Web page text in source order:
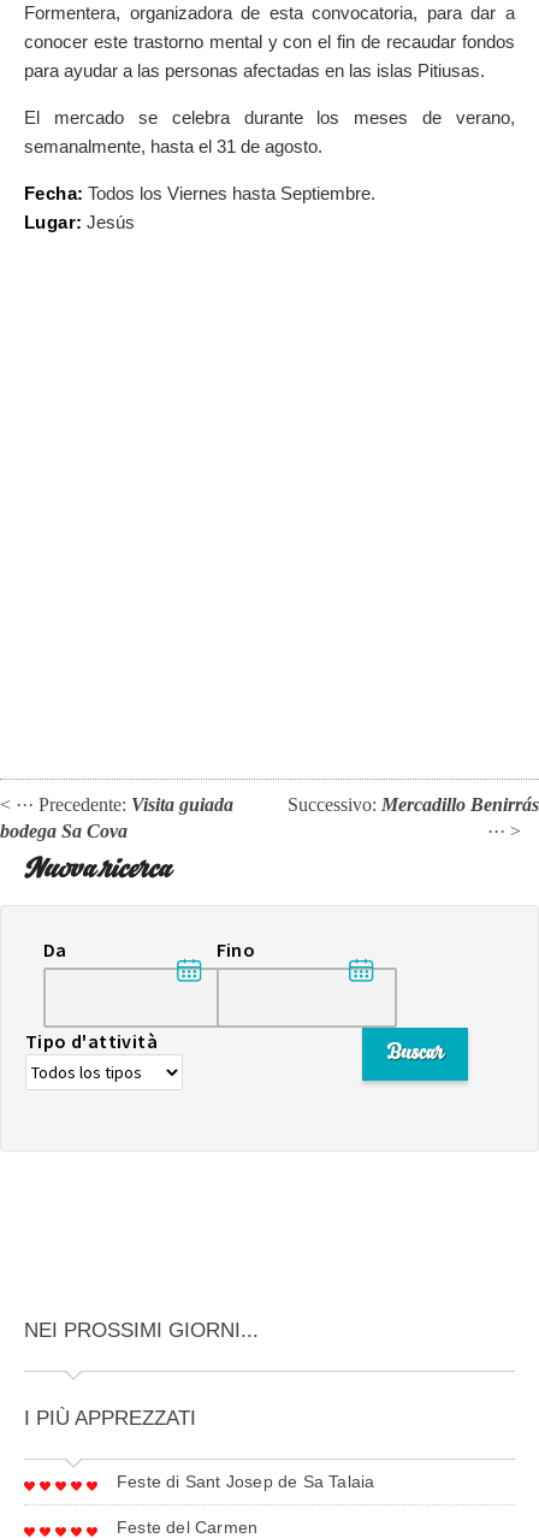
Formentera, organizadora de esta convocatoria, para dar a
conocer este trastorno mental y con el fin de recaudar fondos
para ayudar a las personas afectadas en las islas Pitiusas.
El mercado se celebra durante los meses de verano,
semanalmente, hasta el 31 de agosto.
Fecha: Todos los Viernes hasta Septiembre.
Lugar: Jesús
< ··· Precedente: Visita guiada
bodega Sa Cova
Successivo: Mercadillo Benirrás
··· >
Nuova ricerca
Da Fino
Tipo d'attività
NEI PROSSIMI GIORNI...
I PIÙ APPREZZATI
Feste di Sant Josep de Sa Talaia
Feste del Carmen